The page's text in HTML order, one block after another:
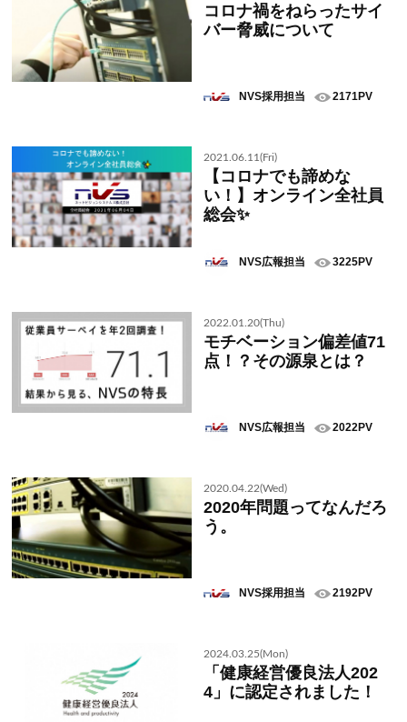
コロナ禍をねらったサイ
バー脅威について
NVS採用担当 2171PV
2021.06.11(Fri)
【コロナでも諦めな
い！】オンライン全社員
総会✨
NVS広報担当 3225PV
2022.01.20(Thu)
モチベーション偏差値71
点！？その源泉とは？
NVS広報担当 2022PV
2020.04.22(Wed)
2020年問題ってなんだろ
う。
NVS採用担当 2192PV
2024.03.25(Mon)
「健康経営優良法人202
4」に認定されました！